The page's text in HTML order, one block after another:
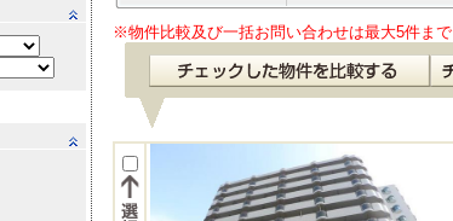
※物件比較及び一括お問い合わせは最大5件まで